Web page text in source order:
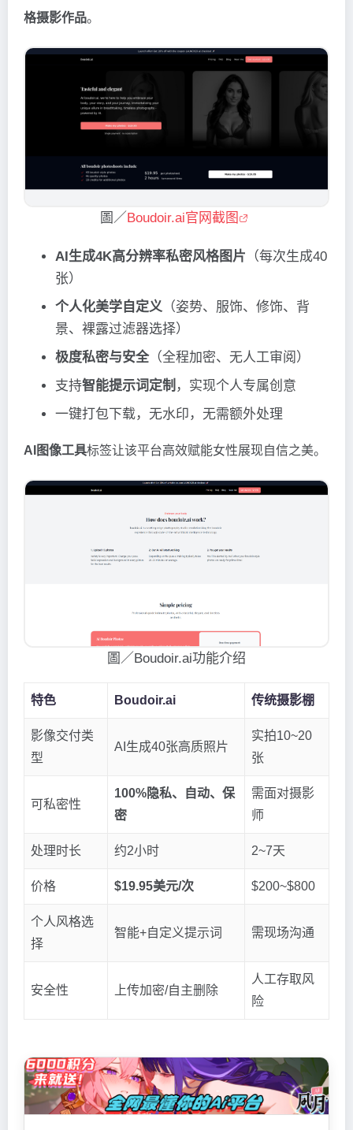
格摄影作品。
圖／Boudoir.ai官网截图
AI生成4K高分辨率私密风格图片 （每次生成40
张）
个人化美学自定义 （姿势、服饰、修饰、背
景、裸露过滤器选择）
极度私密与安全（全程加密、无人工审阅）
支持智能提示词定制 ，实现个人专属创意
一键打包下载，无水印，无需额外处理
AI图像工具标签让该平台高效赋能女性展现自信之美。
圖／Boudoir.ai功能介绍
特色 Boudoir.ai 传统摄影棚
影像交付类
型
AI生成40张高质照片
实拍10~20
张
可私密性
100%隐私、自动、保
密
需面对摄影
师
处理时长 约2小时 2~7天
价格 $19.95美元/次 $200~$800
个人风格选
择
智能+自定义提示词 需现场沟通
安全性 上传加密/自主删除
人工存取风
险